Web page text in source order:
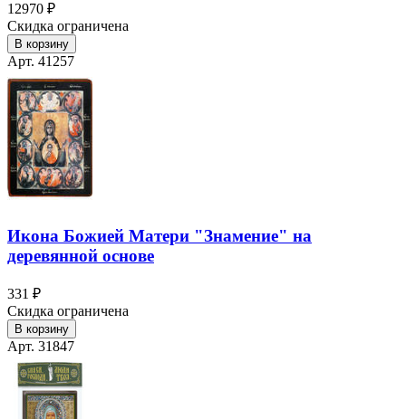
12970 ₽
Скидка ограничена
В корзину
Арт. 41257
Икона Божией Матери "Знамение" на
деревянной основе
331 ₽
Скидка ограничена
В корзину
Арт. 31847